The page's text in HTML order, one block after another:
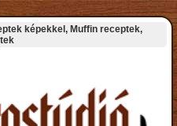
képekkel, Muffin receptek,